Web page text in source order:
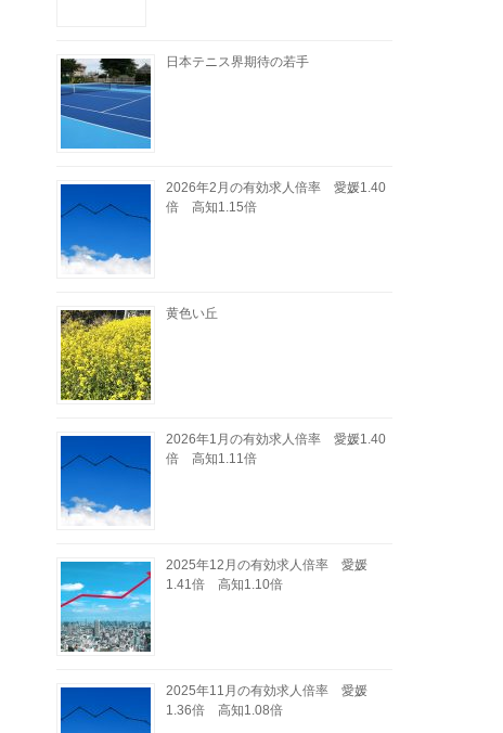
日本テニス界期待の若手
2026年2月の有効求人倍率 愛媛1.40
倍 高知1.15倍
黄色い丘
2026年1月の有効求人倍率 愛媛1.40
倍 高知1.11倍
2025年12月の有効求人倍率 愛媛
1.41倍 高知1.10倍
2025年11月の有効求人倍率 愛媛
1.36倍 高知1.08倍